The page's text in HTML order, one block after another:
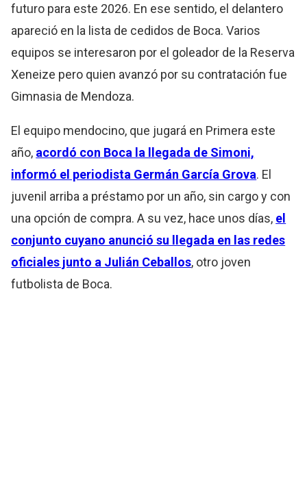
futuro para este 2026. En ese sentido, el delantero
apareció en la lista de cedidos de Boca. Varios
equipos se interesaron por el goleador de la Reserva
Xeneize pero quien avanzó por su contratación fue
Gimnasia de Mendoza.
El equipo mendocino, que jugará en Primera este
año, acordó con Boca la llegada de Simoni,
informó el periodista Germán García Grova. El
juvenil arriba a préstamo por un año, sin cargo y con
una opción de compra. A su vez, hace unos días, el
conjunto cuyano anunció su llegada en las redes
oficiales junto a Julián Ceballos, otro joven
futbolista de Boca.